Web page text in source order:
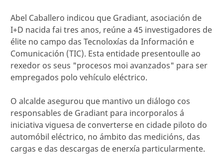
Abel Caballero indicou que Gradiant, asociación de
I+D nacida fai tres anos, reúne a 45 investigadores de
élite no campo das Tecnoloxías da Información e
Comunicación (TIC). Esta entidade presentoulle ao
rexedor os seus "procesos moi avanzados" para ser
empregados polo vehículo eléctrico.
O alcalde asegurou que mantivo un diálogo cos
responsables de Gradiant para incorporalos á
iniciativa viguesa de converterse en cidade piloto do
automóbil eléctrico, no ámbito das medicións, das
cargas e das descargas de enerxía particularmente.